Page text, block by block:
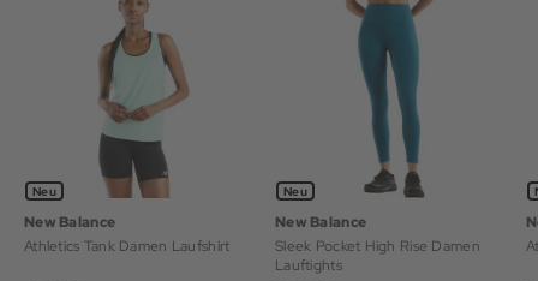
Neu
New Balance
Athletics Tank Damen Laufshirt
Neu
New Balance
Sleek Pocket High Rise Damen
Lauftights